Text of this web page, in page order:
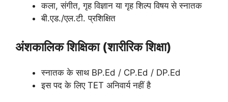
कला, संगीत, गृह विज्ञान या गृह शिल्प विषय से स्नातक
बी.एड./एल.टी. प्रशिक्षित
अंशकालिक शिक्षिका (शारीरिक शिक्षा)
स्नातक के साथ BP.Ed / CP.Ed / DP.Ed
इस पद के लिए TET अनिवार्य नहीं है